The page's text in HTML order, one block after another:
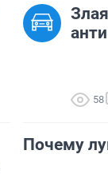
58
Почему